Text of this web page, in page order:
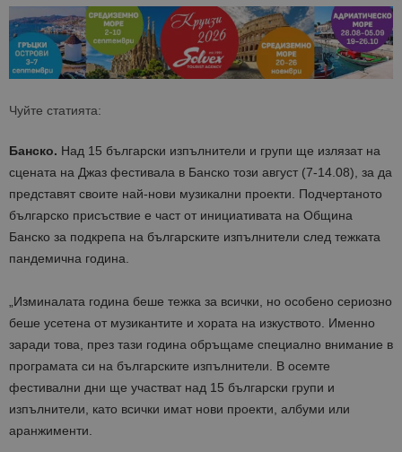
Чуйте статията:
Банско. Над 15 български изпълнители и групи ще излязат на
сцената на Джаз фестивала в Банско този август (7-14.08), за да
представят своите най-нови музикални проекти. Подчертаното
българско присъствие е част от инициативата на Община
Банско за подкрепа на българските изпълнители след тежката
пандемична година.
„Изминалата година беше тежка за всички, но особено сериозно
беше усетена от музикантите и хората на изкуството. Именно
заради това, през тази година обръщаме специално внимание в
програмата си на българските изпълнители. В осемте
фестивални дни ще участват над 15 български групи и
изпълнители, като всички имат нови проекти, албуми или
аранжименти.